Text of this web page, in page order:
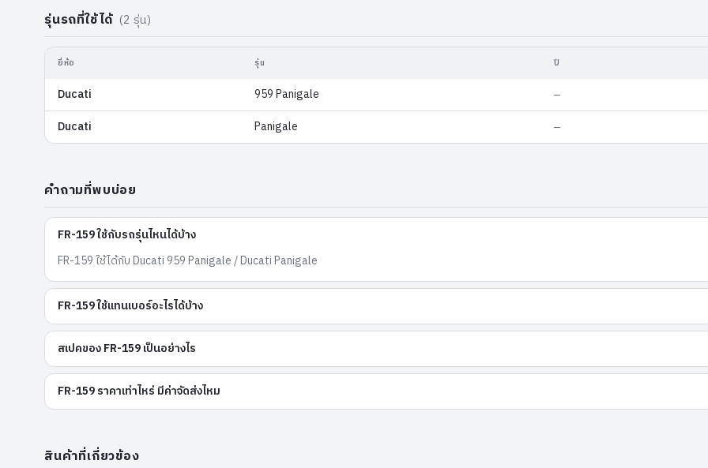
รุ่นรถที่ใช้ได้ (2 รุ่น)
ยี่ห้อ รุ่น ปี
Ducati 959 Panigale —
Ducati
Panigale —
คำถามที่พบบ่อย
FR-159 ใช้กับรถรุ่นไหนได้บ้าง
FR-159 ใช้ได้กับ Ducati 959 Panigale / Ducati Panigale
FR-159 ใช้แทนเบอร์อะไรได้บ้าง
สเปคของ FR-159 เป็นอย่างไร
FR-159 ราคาเท่าไหร่ มีค่าจัดส่งไหม
สินค้าที่เกี่ยวข้อง